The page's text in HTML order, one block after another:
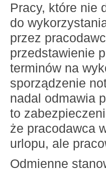
Pracy, które nie
do
przez
przedstawienie
terminów na
sporządzenie
nadal odmawia
to
że pracodawca
urlopu, ale
Odmienne